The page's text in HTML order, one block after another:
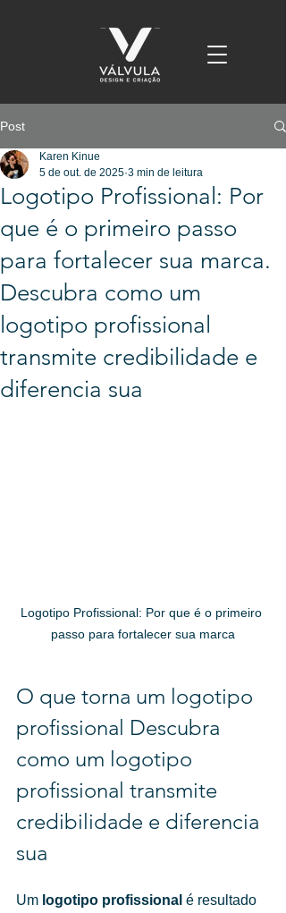
Post
Logotipo Profissional: Por
que é o primeiro passo
para fortalecer sua marca.
Descubra como um
logotipo profissional
transmite credibilidade e
diferencia sua
Karen Kinue
5 de out. de 2025 3 min de leitura
Logotipo Profissional: Por que é o primeiro
passo para fortalecer sua marca
O que torna um logotipo
profissional Descubra
como um logotipo
profissional transmite
credibilidade e diferencia
sua
Um logotipo profissional é resultado